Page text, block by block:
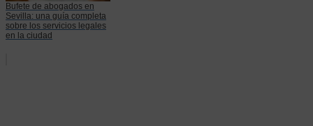
Bufete de abogados en
Sevilla: una guía completa
sobre los servicios legales
en la ciudad